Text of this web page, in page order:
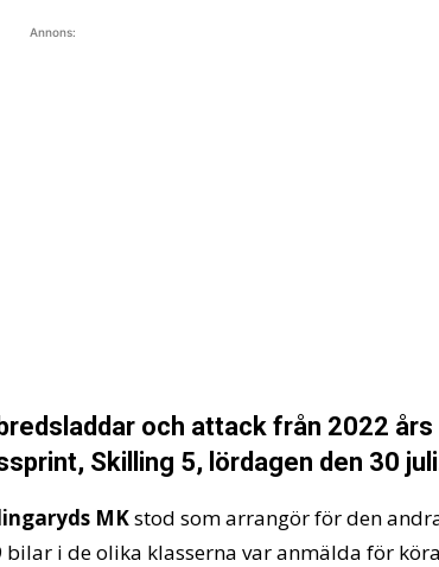
Annons:
och attack från 2022 års
Skilling 5, lördagen den 30
MKstod som arrangör för den
bilar i de olika klasserna var anmälda för köra